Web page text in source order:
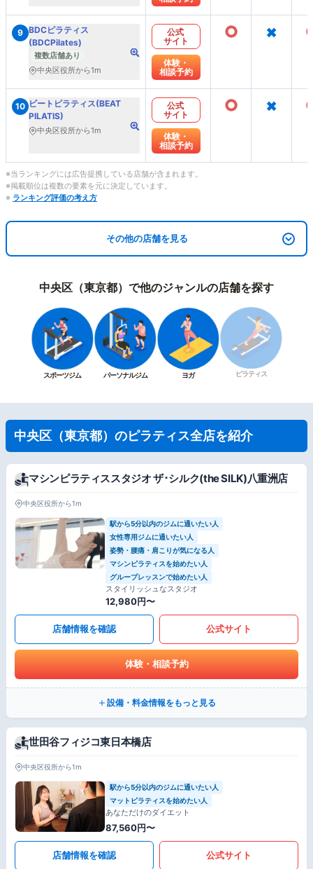
9 BDCピラティス
(BDCPilates)
複数店舗あり
中央区役所から1m
公式
サイト
体験・
相談予約
○ ×
10 ビートピラティス(BEAT
PILATIS)
中央区役所から1m
公式
サイト
体験・
相談予約
○ ×
※当ランキングには広告提携している店舗が含まれます。
※掲載順位は複数の要素を元に決定しています。
※ ランキング評価の考え方
その他の店舗を見る
中央区（東京都）で他のジャンルの店舗を探す
スポーツジム パーソナルジム ヨガ ピラティス
中央区（東京都）のピラティス全店を紹介
マシンピラティススタジオ ザ･シルク(the SILK)八重洲店
中央区役所から1m
駅から5分以内のジムに通いたい人
女性専用ジムに通いたい人
姿勢・腰痛・肩こりが気になる人
マシンピラティスを始めたい人
グループレッスンで始めたい人
スタイリッシュなスタジオ
12,980円〜
店舗情報を確認 公式サイト
体験・相談予約
設備・料金情報をもっと見る
世田谷フィジコ東日本橋店
中央区役所から1m
駅から5分以内のジムに通いたい人
マットピラティスを始めたい人
あなただけのダイエット
87,560円〜
店舗情報を確認 公式サイト